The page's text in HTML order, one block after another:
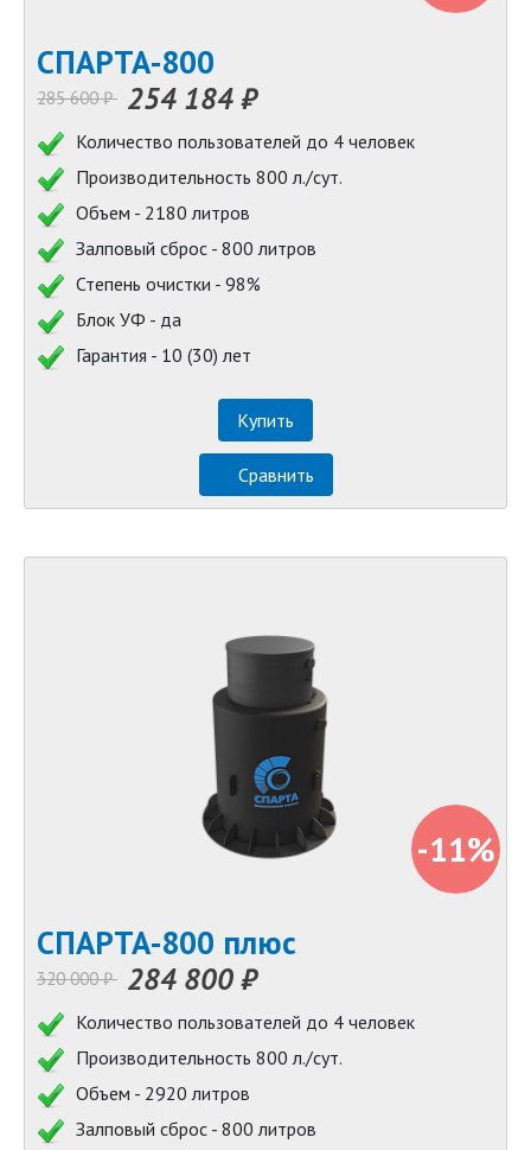
СПАРТА-800
285 600 ₽ 254 184 ₽
Количество пользователей до 4 человек
Производительность 800 л./сут.
Объем - 2180 литров
Залповый сброс - 800 литров
Степень очистки - 98%
Блок УФ - да
Гарантия - 10 (30) лет
Купить
Сравнить
-11%
СПАРТА-800 плюс
320 000 ₽ 284 800 ₽
Количество пользователей до 4 человек
Производительность 800 л./сут.
Объем - 2920 литров
Залповый сброс - 800 литров